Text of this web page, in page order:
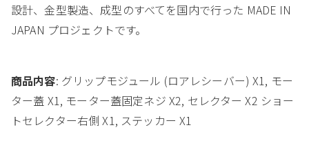
設計、金型製造、成型のすべてを国内で行った MADE IN
JAPAN プロジェクトです。
商品内容: グリップモジュール (ロアレシーバー) X1, モー
ター蓋 X1, モーター蓋固定ネジ X2, セレクター X2 ショー
トセレクター右側 X1, ステッカー X1